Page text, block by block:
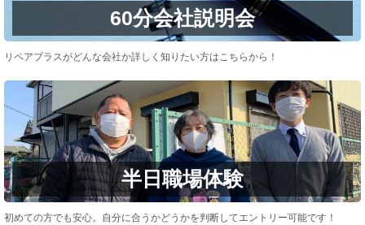
60分会社説明会
リペアプラスがどんな会社か詳しく知りたい方はこちらから！
半日職場体験
初めての方でも安心。自分に合うかどうかを判断してエントリー可能です！